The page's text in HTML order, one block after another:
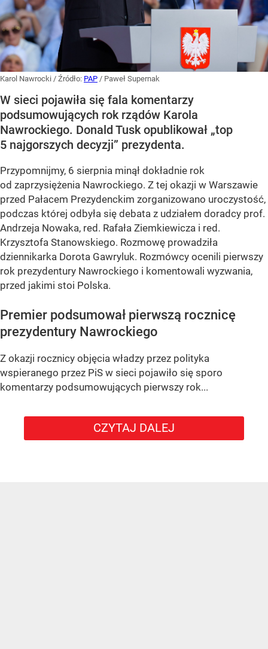
Karol Nawrocki / Źródło: PAP / Paweł Supernak
W sieci pojawiła się fala komentarzy
podsumowujących rok rządów Karola
Nawrockiego. Donald Tusk opublikował „top
5 najgorszych decyzji” prezydenta.
Przypomnijmy, 6 sierpnia minął dokładnie rok
od zaprzysiężenia Nawrockiego. Z tej okazji w Warszawie
przed Pałacem Prezydenckim zorganizowano uroczystość,
podczas której odbyła się debata z udziałem doradcy prof.
Andrzeja Nowaka, red. Rafała Ziemkiewicza i red.
Krzysztofa Stanowskiego. Rozmowę prowadziła
dziennikarka Dorota Gawryluk. Rozmówcy ocenili pierwszy
rok prezydentury Nawrockiego i komentowali wyzwania,
przed jakimi stoi Polska.
Premier podsumował pierwszą rocznicę
prezydentury Nawrockiego
Z okazji rocznicy objęcia władzy przez polityka
wspieranego przez PiS w sieci pojawiło się sporo
komentarzy podsumowujących pierwszy rok...
CZYTAJ DALEJ